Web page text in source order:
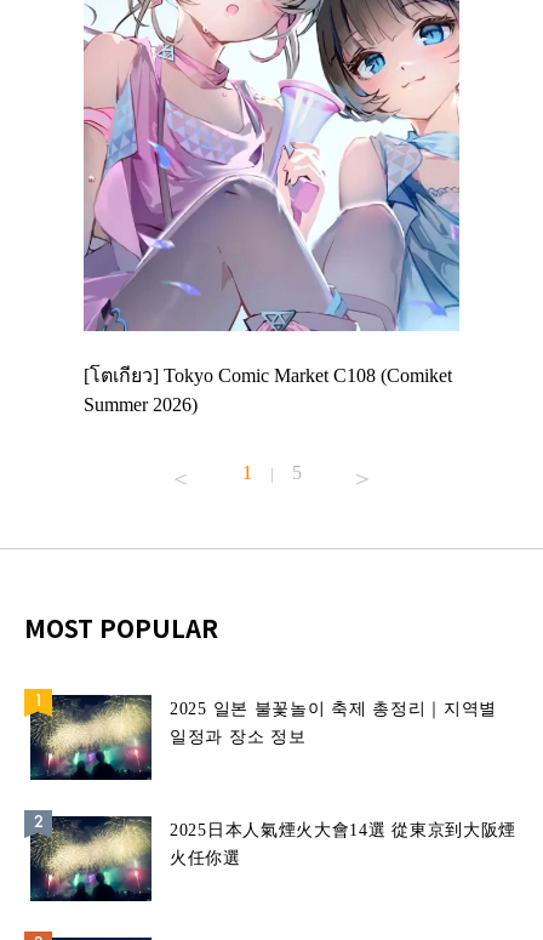
[โตเกียว] Tokyo Comic Market C108 (Comiket
Summer 2026)
1 | 5
MOST POPULAR
2025 일본 불꽃놀이 축제 총정리｜지역별
일정과 장소 정보
2025日本人氣煙火大會14選 從東京到大阪煙
火任你選